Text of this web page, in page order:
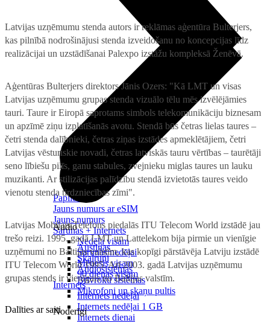
Papildināt
Jauns numurs ar eSIM
Jauns numurs
Sarunas + Internets
Nedēļa visam
Sarunas nedēļai
Mēnesis visam
90 dienas visam
Internets
Internets nedēļai
Internets nedēļai 1 GB
Internets dienai
Audio
Austiņas
Skaļruņi
Audiosistēmas
Brīvroku sistēmas
Mikrofoni un skaņu pultis
Noderīgi
Latvijas uzņēmumu stenda autors ir reklāmas aģentūra Bulterjers,
kas pilnībā nodrošinājusi stenda izveidošanu no koncepcijas līdz
realizācijai un uzstādīšanai Palexpo izstāžu kompleksā Ženēvā.
Aģentūras Bulterjers direktors Jānis Ozers: "Kā LMT un visas
Latvijas uzņēmumu grupas stenda vizuālo tēlu mēs izvēlējāmies
tauri. Taure ir Eiropā saprotams simbols telekomunikāciju biznesam
un apzīmē ziņu izplatīšanās avotu. Stendā būs četras lielas taures –
četri stenda dalībnieki, četras ziņas izstādes apmeklētājiem, četri
Latvijas vēsturiskie novadi, četras latviskās tauru vērtības – taurētāji
seno lībiešu pilīs, ganu stabules, zvejnieku miglas taures un lauku
muzikanti. Ar stilizācijas palīdzību stendā izvietotās taures veido
vienotu stenda tirdzniecības zīmi".
Latvijas Mobilais Telefons piedalās ITU Telecom World izstādē jau
trešo reizi. 1995. gadā LMT un Lattelekom bija pirmie un vienīgie
uzņēmumi no Baltijas valstīm, kas kopīgi pārstāvēja Latviju izstādē
ITU Telecom World 1995. Arī 2003. gadā Latvijas uzņēmumu
grupas stends ir vienīgais no Baltijas valstīm.
Dalīties ar saiti